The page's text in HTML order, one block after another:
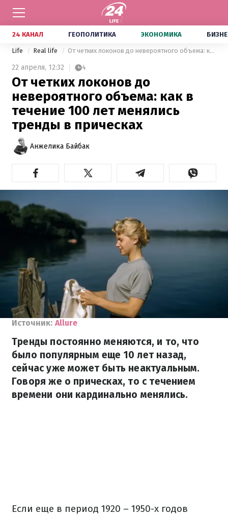
24 КАНАЛ ГЕОПОЛИТИКА ЭКОНОМИКА
Life Real life От четких локонов до невероятного объема: как в течение 100 лет менялись тренды в прическах
22 апреля, 12:32 4
От четких локонов до
невероятного объема: как в
течение 100 лет менялись
тренды в прическах
Анжелика Байбак
Источник: Allure
Тренды постоянно меняются, и то, что
было популярным еще 10 лет назад,
сейчас уже может быть неактуальным.
Говоря же о прическах, то с течением
времени они кардинально менялись.
Если еще в период 1920 – 1950-х годов